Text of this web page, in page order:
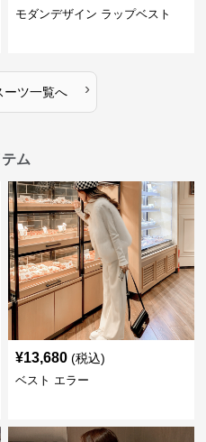
モダンデザイン ラップベスト
ーツ一覧へ ›
ム
¥13,680 (税込)
ベスト エラー